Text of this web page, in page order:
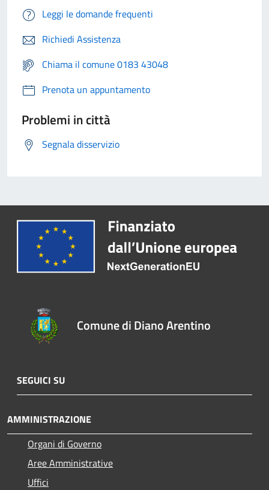
Leggi le domande frequenti
Richiedi Assistenza
Chiama il comune 0183 43048
Prenota un appuntamento
Problemi in città
Segnala disservizio
Comune di Diano Arentino
SEGUICI SU
AMMINISTRAZIONE
Organi di Governo
Aree Amministrative
Uffici